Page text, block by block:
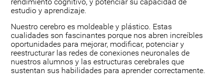
rendimiento cognitivo, y potenciar su capacidad de
estudio y aprendizaje.
Nuestro cerebro es moldeable y plástico. Estas
cualidades son fascinantes porque nos abren increíbles
oportunidades para mejorar, modificar, potenciar y
reestructurar las redes de conexiones neuronales de
nuestros alumnos y las estructuras cerebrales que
sustentan sus habilidades para aprender correctamente.